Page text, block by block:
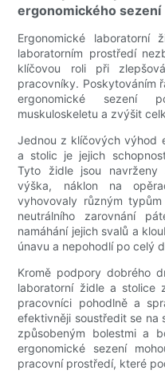
ergonomického sezení
Ergonomické
laboratorním prostředí
klíčovou roli při
pracovníky. Poskytováním
ergonomické sezení
muskuloskeletu a zvýšit
Jednou z klíčových výhod
a stolic je jejich
Tyto židle jsou
výška, náklon na
vyhovovaly různým
neutrálního zarovnání
namáhání jejich svalů a
únavu a nepohodlí po celý
Kromě podpory dobrého
laboratorní židle a stolice
pracovníci pohodlně a
efektivněji soustředit se
způsobeným bolestmi a
ergonomické sezení
pracovní prostředí, které